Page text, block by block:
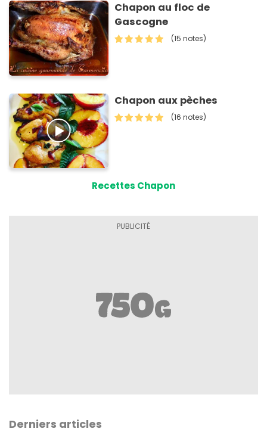
Chapon au floc de
Gascogne
(15 notes)
Chapon aux pèches
(16 notes)
Recettes Chapon
Derniers articles